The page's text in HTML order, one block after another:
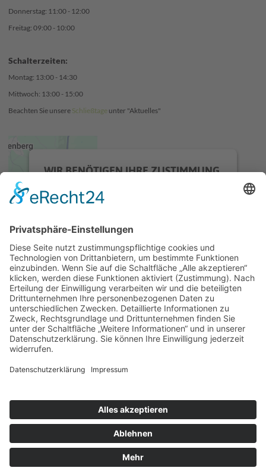
Donnerstag: 11:00 - 12:00
Freitag: 09:00 - 10:00
Schalterzeiten:
Montag: 13:00 - 14:30
Mittwoch: 13:00 - 15:00
Beachten Sie unsere Schließtage unter "Aktuelles"
WIR BENÖTIGEN IHRE ZUSTIMMUNG,
Drittanbieters, um Karteninhalte
einzubetten. Dieser Service kann Daten zu
Ihren Aktivitäten sammeln. Bitte lesen Sie
die Details durch und stimmen Sie der
Nutzung des Service zu, um diese Karte
anzuzeigen.
Mehr Informationen
Akzeptieren
Management Platform &
Impressum Datenschutz Sitemap